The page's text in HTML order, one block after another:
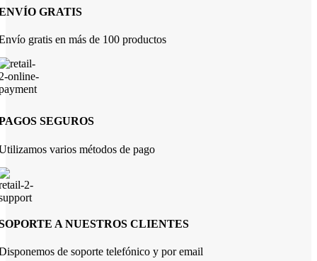
GRATIS
gratis en más de 100 productos
SEGUROS
varios métodos de pago
A NUESTROS CLIENTES
de soporte telefónico y por email